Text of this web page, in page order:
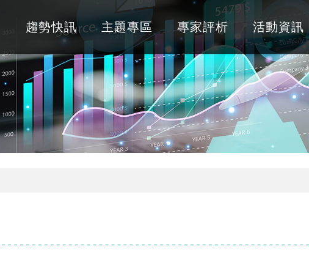
趨勢快訊 主題專區 專家評析 活動資訊